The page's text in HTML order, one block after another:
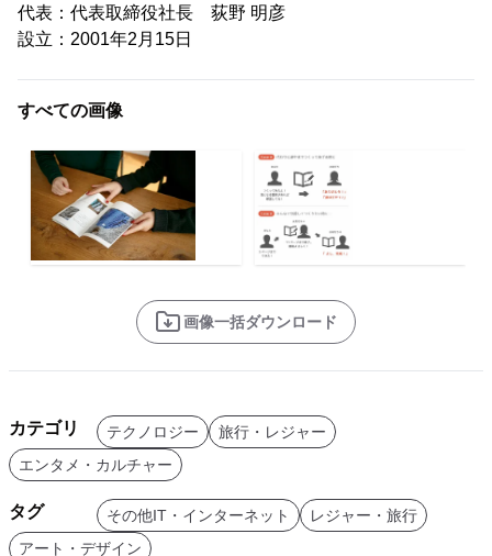
代表：代表取締役社長 荻野 明彦
設立：2001年2月15日
すべての画像
画像一括ダウンロード
カテゴリ テクノロジー
旅行・レジャー
エンタメ・カルチャー
タグ その他IT・インターネット
レジャー・旅行
アート・デザイン